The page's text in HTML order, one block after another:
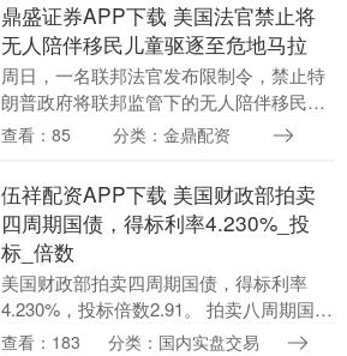
鼎盛证券APP下载 美国法官禁止将
无人陪伴移民儿童驱逐至危地马拉
周日，一名联邦法官发布限制令，禁止特
朗普政府将联邦监管下的无人陪伴移民儿
童驱逐至危地马拉。此前律师们指出，此
在弦上。 该裁决....
查看：85 分类：金鼎配资
伍祥配资APP下载 美国财政部拍卖
四周期国债，得标利率4.230%_投
标_倍数
美国财政部拍卖四周期国债，得标利率
4.230%，投标倍数2.91。 拍卖八周期国
债，得标利率4.270%，投标倍数2.60。 发
查看：183 分类：国内实盘交易